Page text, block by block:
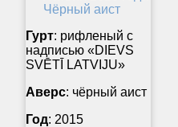
Гурт: рифленый с
надписью «DIEVS
SVĒTĪ LATVIJU»
Аверс: чёрный аист
Год: 2015